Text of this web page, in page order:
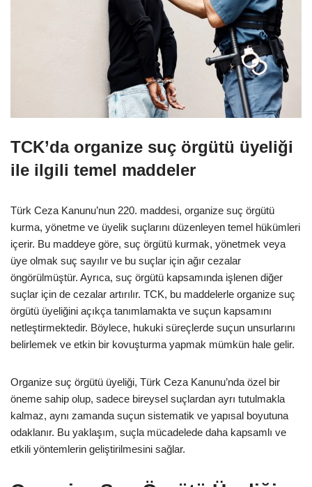
TCK’da organize suç örgütü üyeliği
ile ilgili temel maddeler
Türk Ceza Kanunu’nun 220. maddesi, organize suç örgütü
kurma, yönetme ve üyelik suçlarını düzenleyen temel hükümleri
içerir. Bu maddeye göre, suç örgütü kurmak, yönetmek veya
üye olmak suç sayılır ve bu suçlar için ağır cezalar
öngörülmüştür. Ayrıca, suç örgütü kapsamında işlenen diğer
suçlar için de cezalar artırılır. TCK, bu maddelerle organize suç
örgütü üyeliğini açıkça tanımlamakta ve suçun kapsamını
netleştirmektedir. Böylece, hukuki süreçlerde suçun unsurlarını
belirlemek ve etkin bir kovuşturma yapmak mümkün hale gelir.
Organize suç örgütü üyeliği, Türk Ceza Kanunu’nda özel bir
öneme sahip olup, sadece bireysel suçlardan ayrı tutulmakla
kalmaz, aynı zamanda suçun sistematik ve yapısal boyutuna
odaklanır. Bu yaklaşım, suçla mücadelede daha kapsamlı ve
etkili yöntemlerin geliştirilmesini sağlar.